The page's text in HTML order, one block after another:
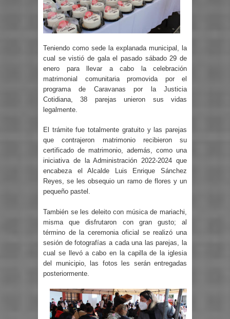
Teniendo como sede la explanada municipal, la
cual se vistió de gala el pasado sábado 29 de
enero para llevar a cabo la celebración
matrimonial comunitaria promovida por el
programa de Caravanas por la Justicia
Cotidiana, 38 parejas unieron sus vidas
legalmente.
El trámite fue totalmente gratuito y las parejas
que contrajeron matrimonio recibieron su
certificado de matrimonio, además, como una
iniciativa de la Administración 2022-2024 que
encabeza el Alcalde Luis Enrique Sánchez
Reyes, se les obsequio un ramo de flores y un
pequeño pastel.
También se les deleito con música de mariachi,
misma que disfrutaron con gran gusto; al
término de la ceremonia oficial se realizó una
sesión de fotografías a cada una las parejas, la
cual se llevó a cabo en la capilla de la iglesia
del municipio, las fotos les serán entregadas
posteriormente.